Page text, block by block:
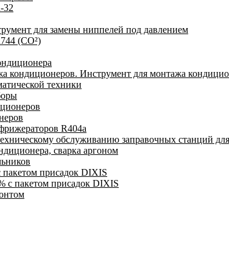
32
для замены ниппелей под давлением
(CO²)
кондиционеров. Инструмент для монтажа
техники
R404a
обслуживанию заправочных станций
сварка аргоном
пакетом присадок DIXIS
с пакетом присадок DIXIS